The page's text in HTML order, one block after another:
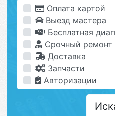
Оплата картой
Выезд мастера
Бесплатная
Срочный ремонт
Доставка
Запчасти
Авторизации